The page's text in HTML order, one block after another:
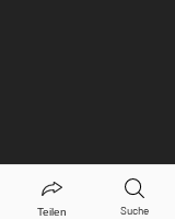
Alle Rechte